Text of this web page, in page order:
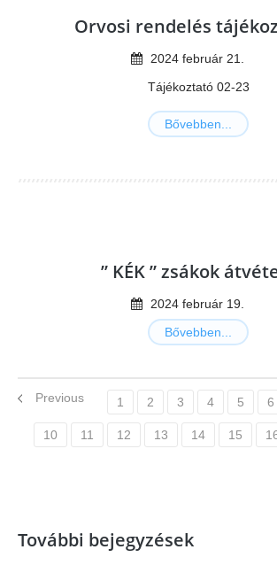
Orvosi rendelés
2024 február 21
Tájékoztató 02-23
Bővebben...
” KÉK ” zsákok
2024 február 19
Bővebben...
Previous 1 2 3 4 5 6
10 11 12 13 14 15
További bejegyzések